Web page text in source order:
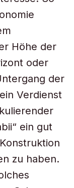
Höhe der
oder
der
Verdienst
ein gut
zu haben.